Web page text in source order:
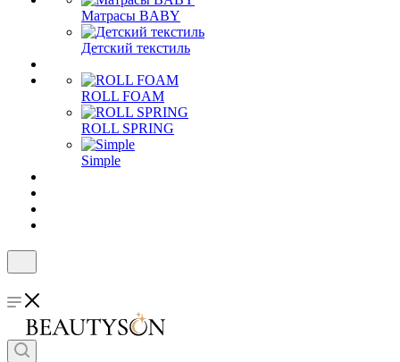
Матрасы BABY
Детский текстиль
ROLL FOAM
ROLL SPRING
Simple